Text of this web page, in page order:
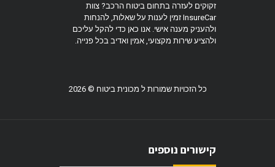
קישורים נוספים
זקוקים לעזרה בתחום ביטוח הרכב? צוות
InsureCar זמין לענות על שאלות, להנחות
ולהעניק מענה אישי. אנו כאן כדי להקל עליכם
ולהציע שירות מקצועי, אמין ואדיב בכל פנייה.
כל הזכויות שמורות ל מכונית ביטוח © 2026